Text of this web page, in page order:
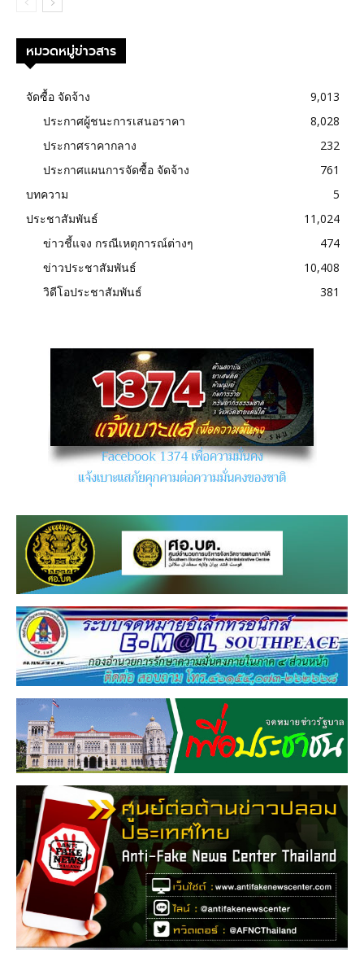
หมวดหมู่ข่าวสาร
จัดซื้อ จัดจ้าง
9,013
ประกาศผู้ชนะการเสนอราคา
8,028
ประกาศราคากลาง
232
ประกาศแผนการจัดซื้อ จัดจ้าง
761
บทความ
5
ประชาสัมพันธ์
11,024
ข่าวชี้แจง กรณีเหตุการณ์ต่างๆ
474
ข่าวประชาสัมพันธ์
10,408
วิดีโอประชาสัมพันธ์
381